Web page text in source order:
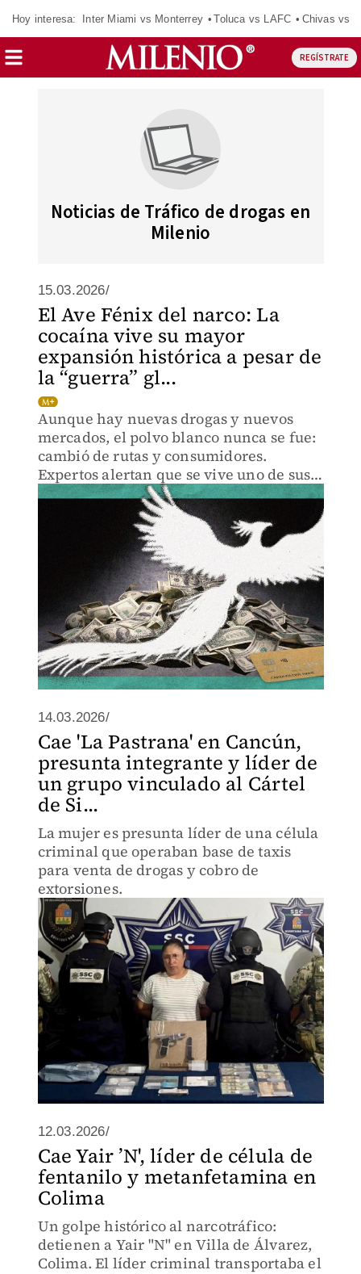
Hoy interesa: Inter Miami vs Monterrey Toluca vs LAFC Chivas vs
REGÍSTRATE
Noticias de Tráfico de drogas en
Milenio
15.03.2026/
El Ave Fénix del narco: La
cocaína vive su mayor
expansión histórica a pesar de
la “guerra” gl...
Aunque hay nuevas drogas y nuevos
mercados, el polvo blanco nunca se fue:
cambió de rutas y consumidores.
Expertos alertan que se vive uno de sus
momentos más expansivos.
14.03.2026/
Cae 'La Pastrana' en Cancún,
presunta integrante y líder de
un grupo vinculado al Cártel
de Si...
La mujer es presunta líder de una célula
criminal que operaban base de taxis
para venta de drogas y cobro de
extorsiones.
12.03.2026/
Cae Yair ’N', líder de célula de
fentanilo y metanfetamina en
Colima
Un golpe histórico al narcotráfico:
detienen a Yair "N" en Villa de Álvarez,
Colima. El líder criminal transportaba el